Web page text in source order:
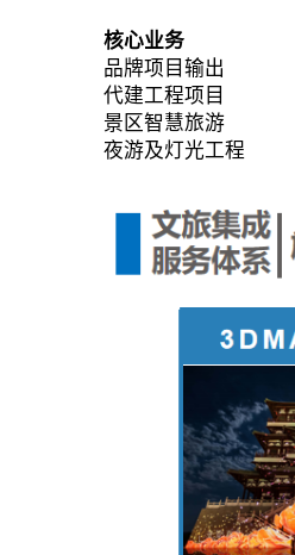
核心业务
品牌项目输出
代建工程项目
景区智慧旅游
夜游及灯光工程